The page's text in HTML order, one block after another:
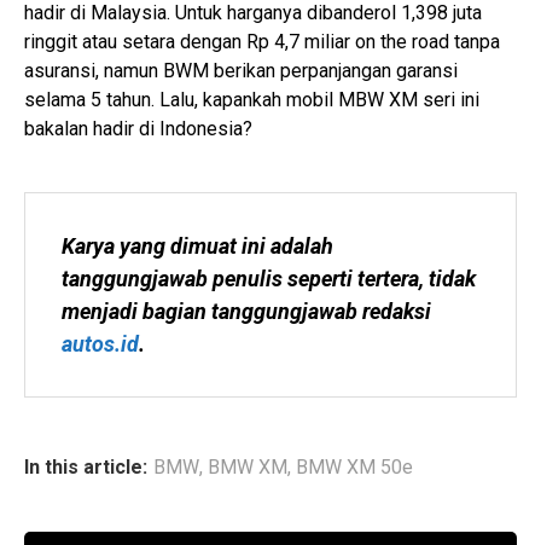
hadir di Malaysia. Untuk harganya dibanderol 1,398 juta
ringgit atau setara dengan Rp 4,7 miliar on the road tanpa
asuransi, namun BWM berikan perpanjangan garansi
selama 5 tahun. Lalu, kapankah mobil MBW XM seri ini
bakalan hadir di Indonesia?
Karya yang dimuat ini adalah
tanggungjawab penulis seperti tertera, tidak
autos.id.
In this article: BMW, BMW XM, BMW XM 50e